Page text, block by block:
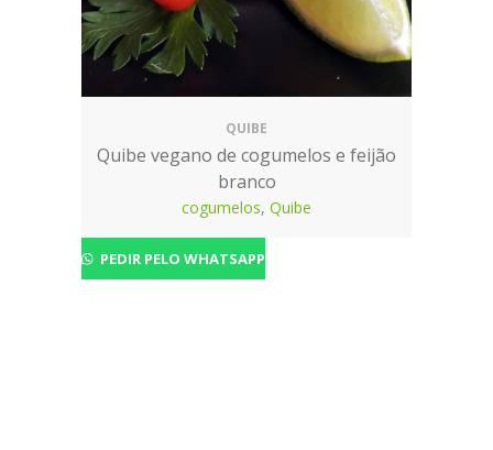
QUIBE
Quibe vegano de cogumelos e feijão
branco
cogumelos, Quibe
PEDIR PELO WHATSAPP